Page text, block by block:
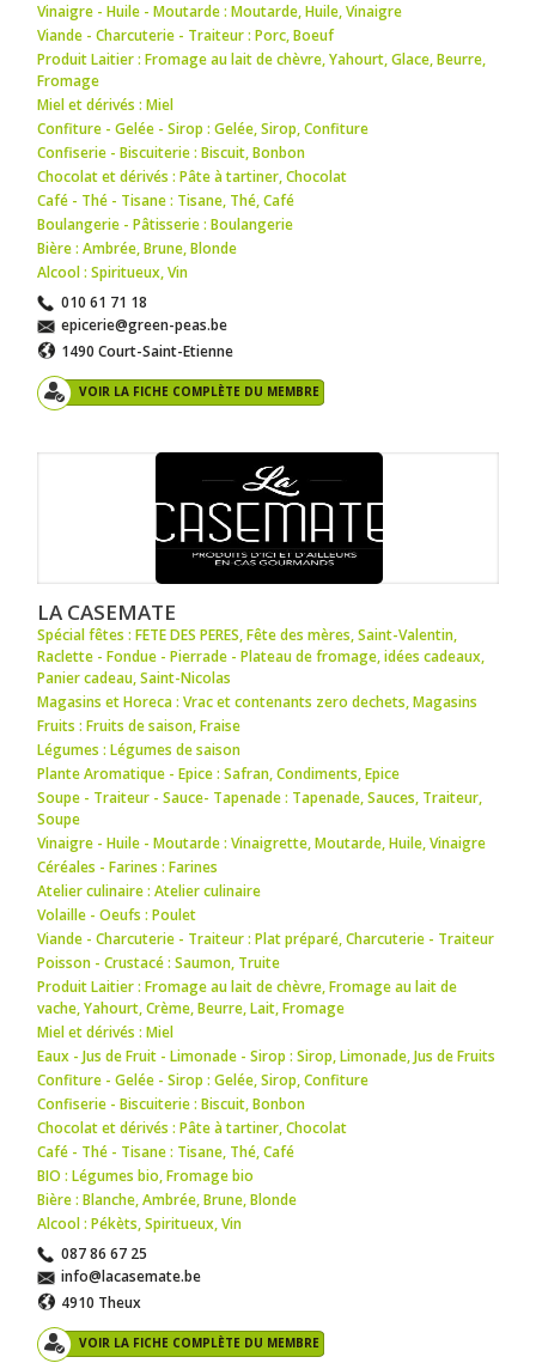
Vinaigre - Huile - Moutarde : Moutarde,Huile,Vinaigre
Viande - Charcuterie - Traiteur : Porc,Boeuf
Produit Laitier : Fromage au lait de chèvre,Yahourt,Glace,Beurre,
Fromage
Miel et dérivés : Miel
Confiture - Gelée - Sirop : Gelée,Sirop,Confiture
Confiserie - Biscuiterie : Biscuit,Bonbon
Chocolat et dérivés : Pâte à tartiner,Chocolat
Café - Thé - Tisane : Tisane, Thé,Café
Boulangerie - Pâtisserie : Boulangerie
Bière : Ambrée,Brune,Blonde
Alcool : Spiritueux,Vin
010 61 71 18
epicerie@green-peas.be
1490 Court-Saint-Etienne
VOIR LA FICHE COMPLÈTE DU MEMBRE
LA CASEMATE
Spécial fêtes : FETE DES PERES,Fête des mères,Saint-Valentin,
Raclette - Fondue - Pierrade - Plateau de fromage,idées cadeaux,
Panier cadeau,Saint-Nicolas
Magasins et Horeca : Vrac et contenants zero dechets,Magasins
Fruits : Fruits de saison,Fraise
Légumes : Légumes de saison
Plante Aromatique - Epice : Safran,Condiments,Epice
Soupe - Traiteur - Sauce- Tapenade : Tapenade,Sauces, Traiteur,
Soupe
Vinaigre - Huile - Moutarde : Vinaigrette,Moutarde,Huile,Vinaigre
Céréales - Farines : Farines
Atelier culinaire : Atelier culinaire
Volaille - Oeufs : Poulet
Viande - Charcuterie - Traiteur : Plat préparé,Charcuterie - Traiteur
Poisson - Crustacé : Saumon, Truite
Produit Laitier : Fromage au lait de chèvre,Fromage au lait de
vache,Yahourt,Crème,Beurre,Lait,Fromage
Miel et dérivés : Miel
Eaux - Jus de Fruit - Limonade - Sirop : Sirop,Limonade,Jus de Fruits
Confiture - Gelée - Sirop : Gelée,Sirop,Confiture
Confiserie - Biscuiterie : Biscuit,Bonbon
Chocolat et dérivés : Pâte à tartiner,Chocolat
Café - Thé - Tisane : Tisane, Thé,Café
BIO : Légumes bio,Fromage bio
Bière : Blanche,Ambrée,Brune,Blonde
Alcool : Pékèts,Spiritueux,Vin
087 86 67 25
info@lacasemate.be
4910 Theux
VOIR LA FICHE COMPLÈTE DU MEMBRE